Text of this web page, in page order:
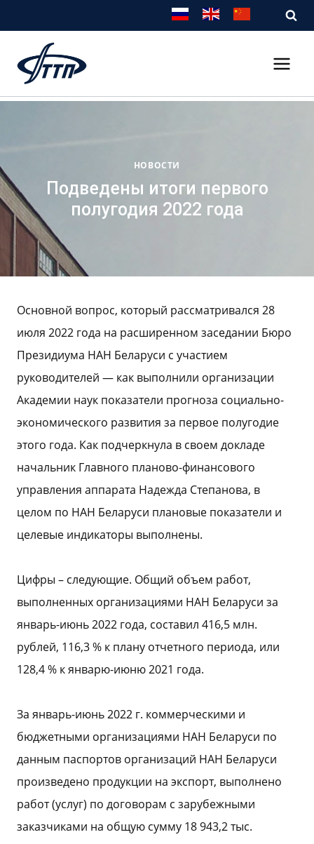
к
содержимому
НОВОСТИ
Подведены итоги первого
полугодия 2022 года
Основной вопрос, который рассматривался 28
июля 2022 года на расширенном заседании Бюро
Президиума НАН Беларуси с участием
руководителей — как выполнили организации
Академии наук показатели прогноза социально-
экономического развития за первое полугодие
этого года. Как подчеркнула в своем докладе
начальник Главного планово-финансового
управления аппарата Надежда Степанова, в
целом по НАН Беларуси плановые показатели и
целевые индикаторы выполнены.
Цифры – следующие. Общий объем работ,
выполненных организациями НАН Беларуси за
январь-июнь 2022 года, составил 416,5 млн.
рублей, 116,3 % к плану отчетного периода, или
128,4 % к январю-июню 2021 года.
За январь-июнь 2022 г. коммерческими и
бюджетными организациями НАН Беларуси по
данным паспортов организаций НАН Беларуси
произведено продукции на экспорт, выполнено
работ (услуг) по договорам с зарубежными
заказчиками на общую сумму 18 943,2 тыс.